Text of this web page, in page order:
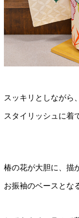
スッキリとしながら、
スタイリッシュに着
椿の花が大胆に、描
お振袖のベースとな